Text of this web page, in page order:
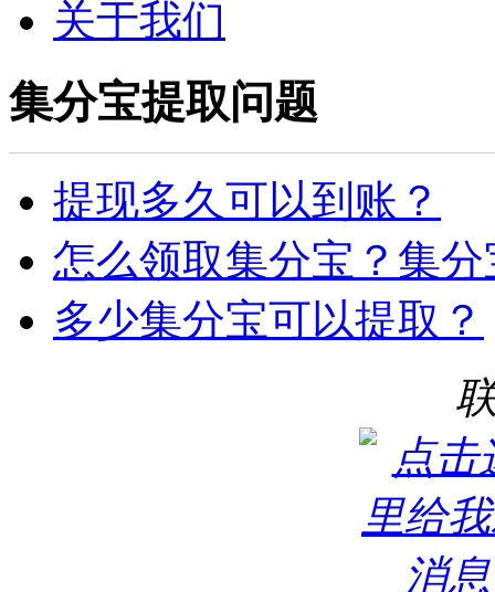
关于我们
集分宝提取问题
提现多久可以到账？
怎么领取集分宝？集
多少集分宝可以提取？